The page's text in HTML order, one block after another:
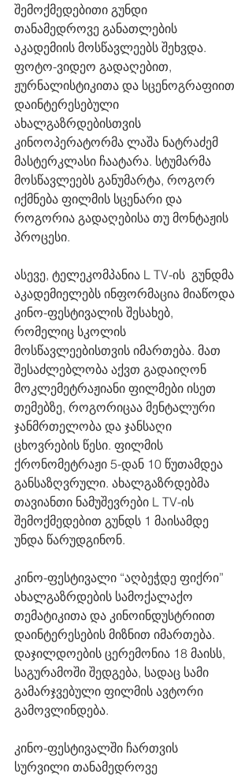
შემოქმედებითი გუნდი
თანამედროვე განათლების
აკადემიის მოსწავლეებს შეხვდა.
ფოტო-ვიდეო გადაღებით,
ჟურნალისტიკითა და სცენოგრაფიით
დაინტერესებული
ახალგაზრდებისთვის
კინოოპერატორმა ლაშა ნატრაძემ
მასტერკლასი ჩაატარა. სტუმარმა
მოსწავლეებს განუმარტა, როგორ
იქმნება ფილმის სცენარი და
როგორია გადაღებისა თუ მონტაჟის
პროცესი.
ასევე, ტელეკომპანია L TV-ის  გუნდმა
აკადემიელებს ინფორმაცია მიაწოდა
კინო-ფესტივალის შესახებ,
რომელიც სკოლის
მოსწავლეებისთვის იმართება. მათ
შესაძლებლობა აქვთ გადაიღონ
მოკლემეტრაჟიანი ფილმები ისეთ
თემებზე, როგორიცაა მენტალური
ჯანმრთელობა და ჯანსაღი
ცხოვრების წესი. ფილმის
ქრონომეტრაჟი 5-დან 10 წუთამდეა
განსაზღვრული. ახალგაზრდებმა
თავიანთი ნამუშევრები L TV-ის
შემოქმედებით გუნდს 1 მაისამდე
უნდა წარუდგინონ.
კინო-ფესტივალი “აღბეჭდე ფიქრი”
ახალგაზრდების სამოქალაქო
თემატიკითა და კინოინდუსტრიით
დაინტერესების მიზნით იმართება.
დაჯილდოების ცერემონია 18 მაისს,
საგურამოში შედგება, სადაც სამი
გამარჯვებული ფილმის ავტორი
გამოვლინდება.
კინო-ფესტივალში ჩართვის
სურვილი თანამედროვე